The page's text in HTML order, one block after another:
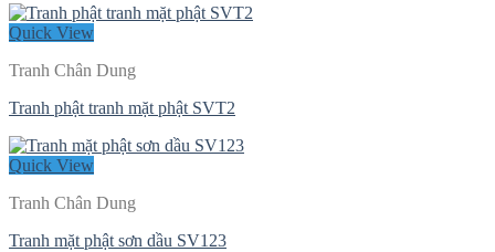
Quick View
Tranh Chân Dung
Tranh phật tranh mặt phật SVT2
Quick View
Tranh Chân Dung
Tranh mặt phật sơn dầu SV123